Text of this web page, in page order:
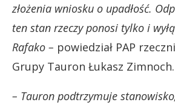
złożenia wniosku o upadłość.
ten stan rzeczy ponosi tylko i
Rafako – powiedział PAP
Grupy Tauron Łukasz Zimnoch.
– Tauron podtrzymuje